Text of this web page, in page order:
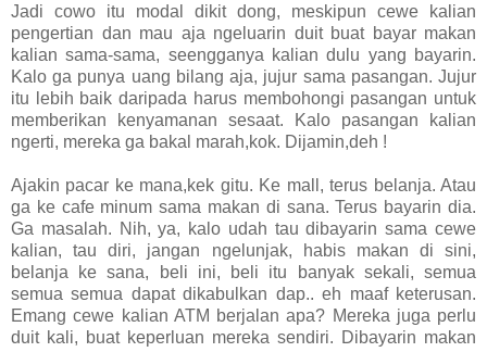
Jadi cowo itu modal dikit dong, meskipun cewe kalian
pengertian dan mau aja ngeluarin duit buat bayar makan
kalian sama-sama, seengganya kalian dulu yang bayarin.
Kalo ga punya uang bilang aja, jujur sama pasangan. Jujur
itu lebih baik daripada harus membohongi pasangan untuk
memberikan kenyamanan sesaat. Kalo pasangan kalian
ngerti, mereka ga bakal marah,kok. Dijamin,deh !
Ajakin pacar ke mana,kek gitu. Ke mall, terus belanja. Atau
ga ke cafe minum sama makan di sana. Terus bayarin dia.
Ga masalah. Nih, ya, kalo udah tau dibayarin sama cewe
kalian, tau diri, jangan ngelunjak, habis makan di sini,
belanja ke sana, beli ini, beli itu banyak sekali, semua
semua semua dapat dikabulkan dap.. eh maaf keterusan.
Emang cewe kalian ATM berjalan apa? Mereka juga perlu
duit kali, buat keperluan mereka sendiri. Dibayarin makan